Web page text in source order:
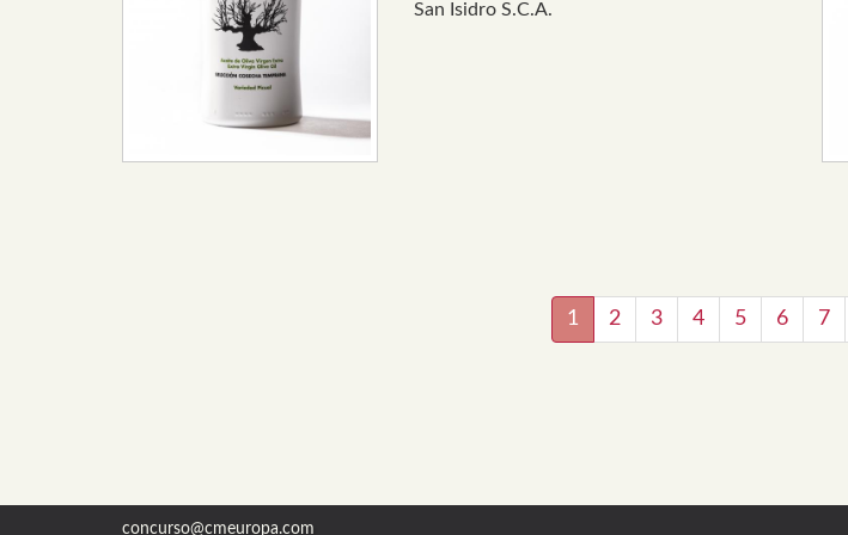
San Isidro S.C.A.
1 2 3 4 5 6 7
concurso@cmeuropa.com